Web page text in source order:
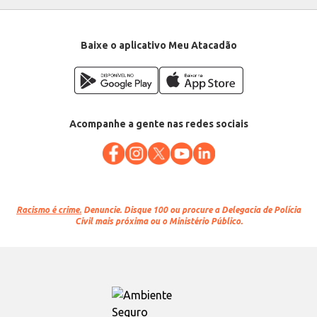
Baixe o aplicativo Meu Atacadão
Acompanhe a gente nas redes sociais
Racismo é crime. Denuncie. Disque 100 ou procure a Delegacia de Polícia
Civil mais próxima ou o Ministério Público.